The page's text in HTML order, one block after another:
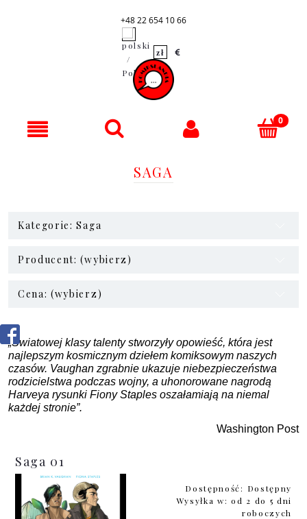
+48 22 654 10 66
SAGA
Kategorie: Saga
Producent: (wybierz)
Cena: (wybierz)
„Światowej klasy talenty stworzyły opowieść, która jest
najlepszym kosmicznym dziełem komiksowym naszych
czasów. Vaughan zgrabnie ukazuje niebezpieczeństwa
rodzicielstwa podczas wojny, a uhonorowane nagrodą
Harveya rysunki Fiony Staples oszałamiają na niemal
każdej stronie”.
Washington Post
Saga 01
Dostępność: Dostępny
Wysyłka w: od 2 do 5 dni
roboczych